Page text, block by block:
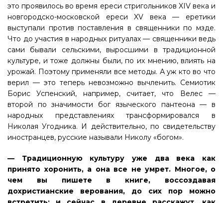
это проявилось во время ереси стригольников XIV века и
новгородско-московской ереси XV века — еретики
выступали против поставления в священники по мзде.
Что до участия в народных ритуалах — священники ведь
сами бывали сельскими, выросшими в традиционной
культуре, и тоже должны были, по их мнению, влиять на
урожай. Поэтому применяли все методы. А уж кто во что
верил — это теперь невозможно вычленить. Семиотик
Борис Успенский, например, считает, что Велес —
второй по значимости бог языческого пантеона — в
народных представлениях трансформировался в
Николая Угодника. И действительно, по свидетельству
иностранцев, русские называли Николу «богом».
— Традиционную культуру уже два века как
принято хоронить, а она все не умрет. Многое, о
чем вы пишете в книге, воссоздавая
дохристианские верования, до сих пор можно